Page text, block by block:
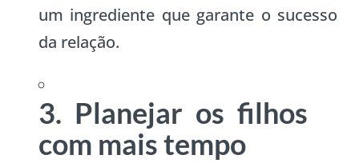
um ingrediente que garante o sucesso
da relação.
3. Planejar os filhos
com mais tempo